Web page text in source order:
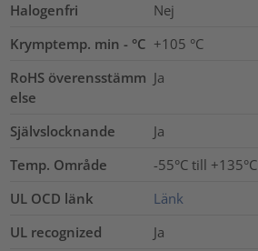
Halogenfri
Nej
Krymptemp. min - °C +105 °C
RoHS överensstämm
else
Ja
Självslocknande
Ja
Temp. Område
-55°C till +135°C
UL OCD länk
Länk
UL recognized
Ja